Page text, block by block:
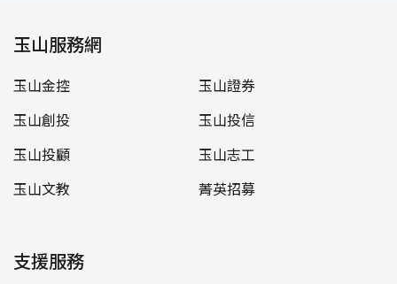
玉山服務網
玉山金控
玉山證券
玉山創投
玉山投信
玉山投顧
玉山志工
玉山文教
菁英招募
支援服務